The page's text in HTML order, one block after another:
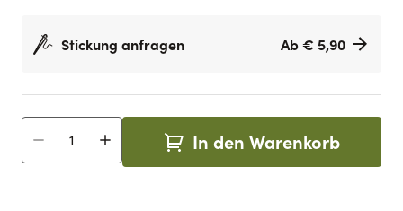
Stickung anfragen Ab € 5,90
Menge In den Warenkorb